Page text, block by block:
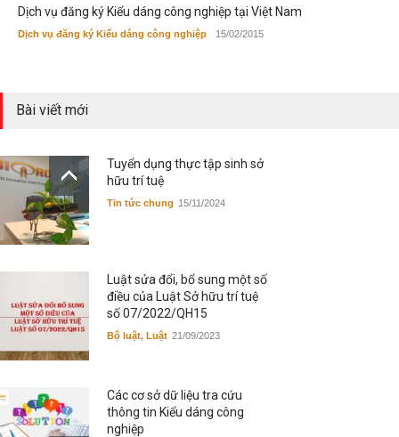
Dịch vụ đăng ký Kiểu dáng công nghiệp tại Việt Nam
Dịch vụ đăng ký Kiểu dáng công nghiệp 15/02/2015
Bài viết mới
Tuyển dụng thực tập sinh sở
hữu trí tuệ
Tin tức chung 15/11/2024
Luật sửa đổi, bổ sung một số
điều của Luật Sở hữu trí tuệ
số 07/2022/QH15
Bộ luật, Luật 21/09/2023
Các cơ sở dữ liệu tra cứu
thông tin Kiểu dáng công
nghiệp